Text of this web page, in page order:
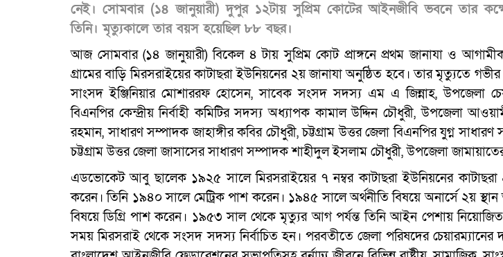
নেই। সোমবার (১৪ জানুয়ারী) দুপুর ১২টায় সুপ্রিম কোটের আইনজীবি ভবনে তার কক্ষে
তিনি। মৃত্যুকালে তার বয়স হয়েছিল ৮৮ বছর।
আজ সোমবার (১৪ জানুয়ারী) বিকেল ৪ টায় সুপ্রিম কোট প্রাঙ্গনে প্রথম জানাযা ও
গ্রামের বাড়ি মিরসরাইয়ের কাটাছরা ইউনিয়নের ২য় জানাযা অনুষ্ঠিত হবে। তার মৃত্যুতে
সাংসদ ইঞ্জিনিয়ার মোশাররফ হোসেন, সাবেক সংসদ সদস্য এম এ জিন্নাহ, উপজেলা
বিএনপির কেন্দ্রীয় নির্বাহী কমিটির সদস্য অধ্যাপক কামাল উদ্দিন চৌধুরী, উপজেলা
রহমান, সাধারণ সম্পাদক জাহাঙ্গীর কবির চৌধুরী, চট্টগ্রাম উত্তর জেলা বিএনপির যুগ্ন
চট্টগ্রাম উত্তর জেলা জাসাসের সাধারণ সম্পাদক শাহীদুল ইসলাম চৌধুরী, উপজেলা
এডভোকেট আবু ছালেক ১৯২৫ সালে মিরসরাইয়ের ৭ নম্বর কাটাছরা ইউনিয়নের কাটাছরা
করেন। তিনি ১৯৪০ সালে মেট্রিক পাশ করেন। ১৯৪৫ সালে অর্থনীতি বিষয়ে অনার্সে ২য়
বিষয়ে ডিগ্রি পাশ করেন। ১৯৫৩ সাল থেকে মৃত্যুর আগ পর্যন্ত তিনি আইন পেশায়
সময় মিরসরাই থেকে সংসদ সদস্য নির্বাচিত হন। পরবতীতে জেলা পরিষদের চেয়ারম্যানের